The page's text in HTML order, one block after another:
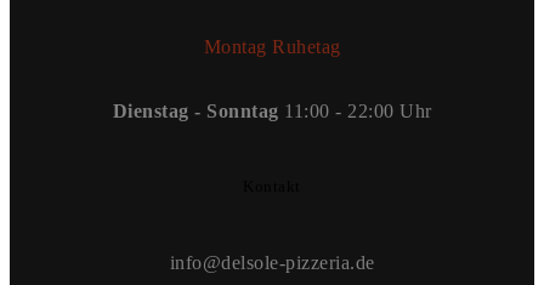
Montag Ruhetag
Dienstag - Sonntag 11:00 - 22:00 Uhr
info@delsole-pizzeria.de